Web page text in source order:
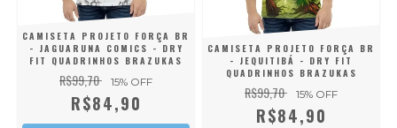
CAMISETA PROJETO FORÇA BR
- JAGUARUNA COMICS - DRY
FIT QUADRINHOS BRAZUKAS
R$99,70 15% OFF
R$84,90
CAMISETA PROJETO FORÇA BR
- JEQUITIBÁ - DRY FIT
QUADRINHOS BRAZUKAS
R$99,70 15% OFF
R$84,90